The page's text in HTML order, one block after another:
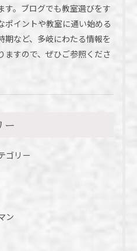
す。ブログでも教室選びをす
ポイントや教室に通い始める
期など、多岐にわたる情報を
ますので、ぜひご参照くださ
ー
ゴリー
ン